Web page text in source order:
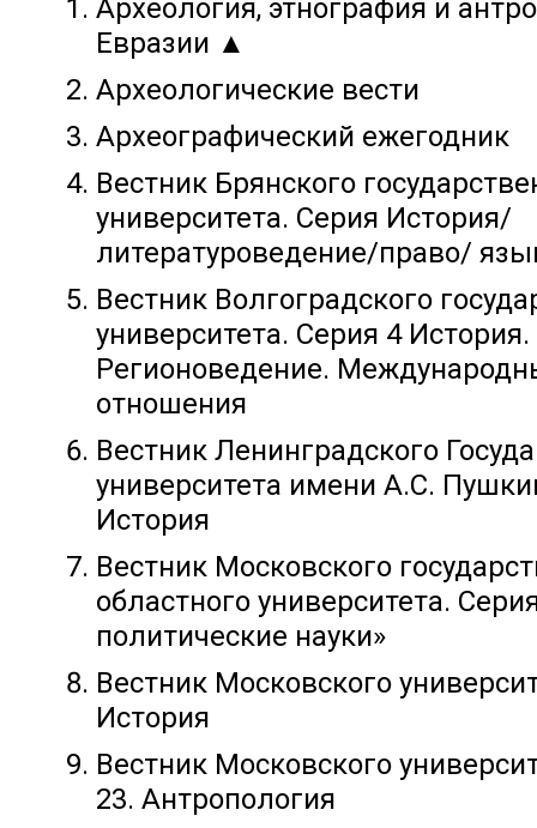
Археология, этнография и
Евразии ▲
Археологические вести
Археографический ежегодник
Вестник Брянского
университета. Серия История/
литературоведение/право/
Вестник Волгоградского
университета. Серия 4 История.
Регионоведение.
отношения
Вестник Ленинградского
университета имени А.С.
История
Вестник Московского
областного университета.
политические науки»
Вестник Московского
История
Вестник Московского
23. Антропология